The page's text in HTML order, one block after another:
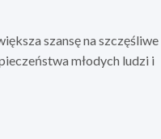
szansę na szczęśliwe
młodych ludzi i